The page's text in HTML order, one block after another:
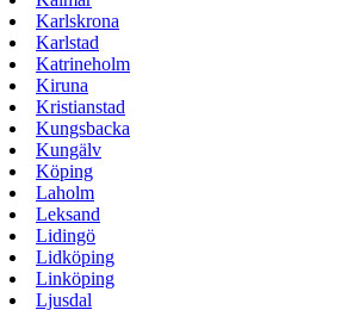
Karlskrona
Karlstad
Katrineholm
Kiruna
Kristianstad
Kungsbacka
Kungälv
Köping
Laholm
Leksand
Lidingö
Lidköping
Linköping
Ljusdal